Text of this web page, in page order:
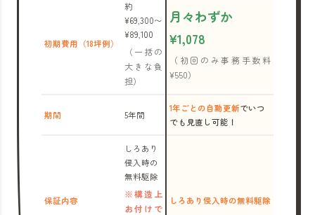
初期費用（18坪例）
約
¥69,300〜
¥89,100
（一括の
大きな負
担）
月々わずか
¥1,078
（初回のみ事務手数料
¥550）
期間 5年間
1年ごとの自動更新でいつ
でも見直し可能！
保証内容
しろあり
侵入時の
無料駆除
※構造上
お付けで
しろあり侵入時の無料駆除